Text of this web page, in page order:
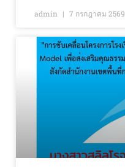
admin 7 กรกฎาคม 2569